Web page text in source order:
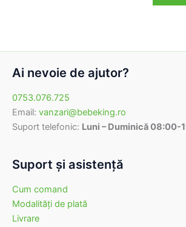
Ai nevoie de ajutor?
0753.076.725
Email: vanzari@bebeking.ro
Suport telefonic: Luni – Duminică 08:00-
Suport şi asistenţă
Cum comand
Modalităţi de plată
Livrare